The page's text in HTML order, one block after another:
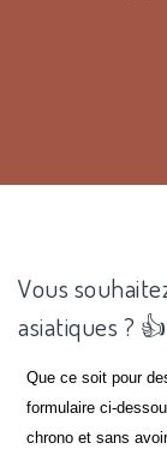
Vous
asiatiques ? 👍
Que ce soit pour
formulaire ci-
chrono et sans